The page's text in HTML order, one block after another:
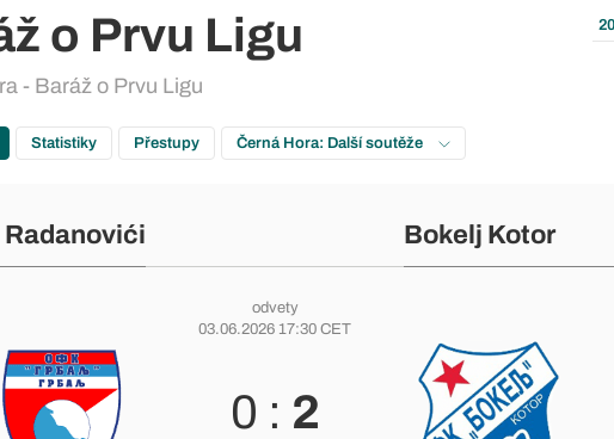
o Prvu Ligu
- Baráž o Prvu Ligu
Statistiky Přestupy Černá Hora: Další soutěže
Radanovići Bokelj Kotor
odvety
03.06.2026 17:30 CET
0 : 2